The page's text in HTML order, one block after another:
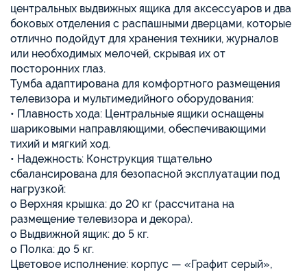
центральных выдвижных ящика для аксессуаров и два
боковых отделения с распашными дверцами, которые
отлично подойдут для хранения техники, журналов
или необходимых мелочей, скрывая их от
посторонних глаз.
Тумба адаптирована для комфортного размещения
телевизора и мультимедийного оборудования:
• Плавность хода: Центральные ящики оснащены
шариковыми направляющими, обеспечивающими
тихий и мягкий ход.
• Надежность: Конструкция тщательно
сбалансирована для безопасной эксплуатации под
нагрузкой:
o Верхняя крышка: до 20 кг (рассчитана на
размещение телевизора и декора).
o Выдвижной ящик: до 5 кг.
o Полка: до 5 кг.
Цветовое исполнение: корпус — «Графит серый»,